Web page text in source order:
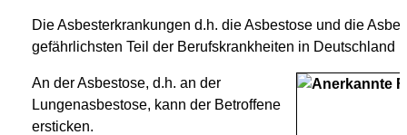
Die Asbesterkrankungen d.h. die Asbestose und die
gefährlichsten Teil der Berufskrankheiten in Deutschland
An der Asbestose, d.h. an der
Lungenasbestose, kann der Betroffene
ersticken.